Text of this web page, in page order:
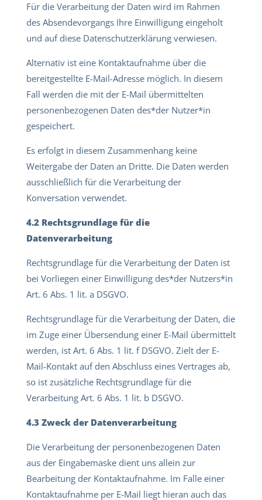
Für die Verarbeitung der Daten wird im Rahmen
des Absendevorgangs Ihre Einwilligung eingeholt
und auf diese Datenschutzerklärung verwiesen.
Alternativ ist eine Kontaktaufnahme über die
bereitgestellte E-Mail-Adresse möglich. In diesem
Fall werden die mit der E-Mail übermittelten
personenbezogenen Daten des*der Nutzer*in
gespeichert.
Es erfolgt in diesem Zusammenhang keine
Weitergabe der Daten an Dritte. Die Daten werden
ausschließlich für die Verarbeitung der
Konversation verwendet.
4.2 Rechtsgrundlage für die
Datenverarbeitung
Rechtsgrundlage für die Verarbeitung der Daten ist
bei Vorliegen einer Einwilligung des*der Nutzers*in
Art. 6 Abs. 1 lit. a DSGVO.
Rechtsgrundlage für die Verarbeitung der Daten, die
im Zuge einer Übersendung einer E-Mail übermittelt
werden, ist Art. 6 Abs. 1 lit. f DSGVO. Zielt der E-
Mail-Kontakt auf den Abschluss eines Vertrages ab,
so ist zusätzliche Rechtsgrundlage für die
Verarbeitung Art. 6 Abs. 1 lit. b DSGVO.
4.3 Zweck der Datenverarbeitung
Die Verarbeitung der personenbezogenen Daten
aus der Eingabemaske dient uns allein zur
Bearbeitung der Kontaktaufnahme. Im Falle einer
Kontaktaufnahme per E-Mail liegt hieran auch das